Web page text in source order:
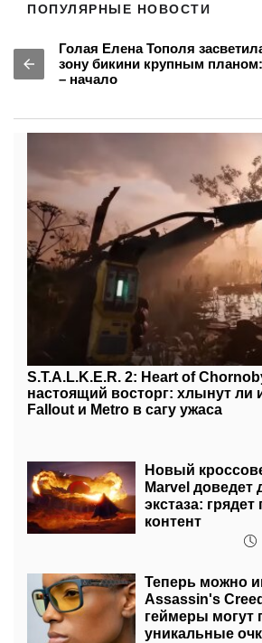
ПОПУЛЯРНЫЕ НОВОСТИ
Голая Елена Тополя
зону бикини крупным
– начало
S.T.A.L.K.E.R. 2: Heart of
настоящий восторг: хлынут ли
Fallout и Metro в сагу ужаса
Новый
Marvel доведет
экстаза:
контент
Теперь можно
Assassin's
геймеры могут
уникальные